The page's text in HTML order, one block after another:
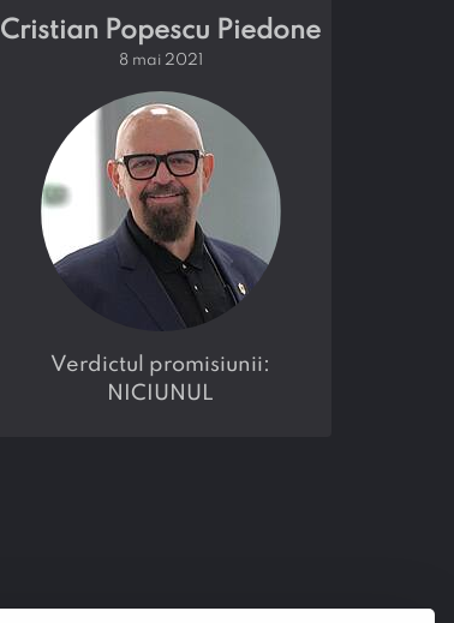
Cristian Popescu Piedone
8 mai 2021
verdictul promisiunii:
NICIUNUL